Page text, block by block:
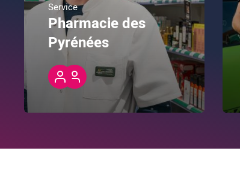
Service
Pharmacie des
Pyrénées